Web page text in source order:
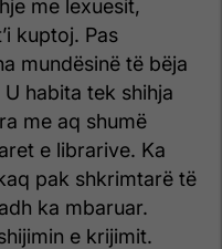
me lexuesit,
kuptoj. Pas
mundësinë të bëja
habita tek shihja
me aq shumë
e librarive. Ka
pak shkrimtarë të
ka mbaruar.
e krijimit.